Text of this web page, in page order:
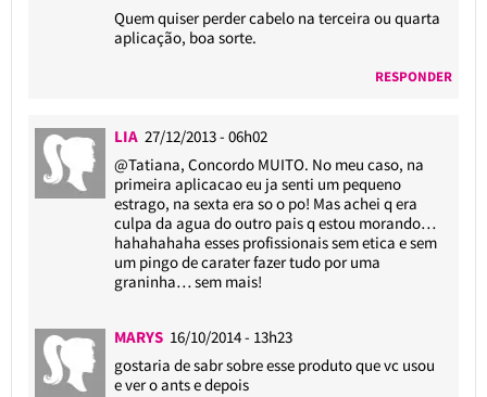
Quem quiser perder cabelo na terceira ou quarta
aplicação, boa sorte.
RESPONDER
LIA27/12/2013 - 06h02
@Tatiana, Concordo MUITO. No meu caso, na
primeira aplicacao eu ja senti um pequeno
estrago, na sexta era so o po! Mas achei q era
culpa da agua do outro pais q estou morando…
hahahahaha esses profissionais sem etica e sem
um pingo de carater fazer tudo por uma
graninha… sem mais!
MARYS 16/10/2014 - 13h23
gostaria de sabr sobre esse produto que vc usou
e ver o ants e depois